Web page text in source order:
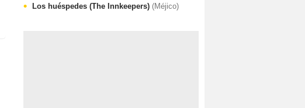
Los huéspedes (The Innkeepers) (Méjico)